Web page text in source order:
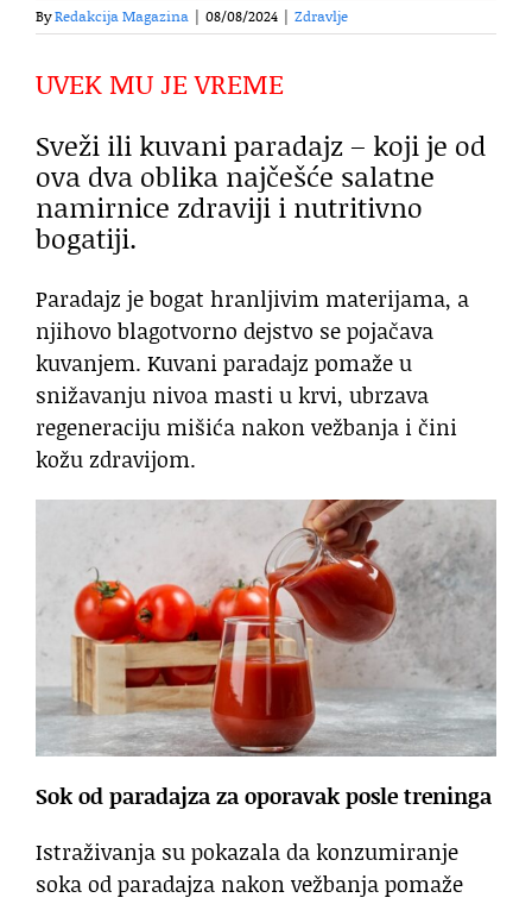
ByRedakcija Magazina 08/08/2024 Zdravlje
UVEK MU JE VREME
Sveži ili kuvani paradajz – koji je od
ova dva oblika najčešće salatne
namirnice zdraviji i nutritivno
bogatiji.
Paradajz je bogat hranljivim materijama, a
njihovo blagotvorno dejstvo se pojačava
kuvanjem. Kuvani paradajz pomaže u
snižavanju nivoa masti u krvi, ubrzava
regeneraciju mišića nakon vežbanja i čini
kožu zdravijom.
Sok od paradajza za oporavak posle treninga
Istraživanja su pokazala da konzumiranje
soka od paradajza nakon vežbanja pomaže